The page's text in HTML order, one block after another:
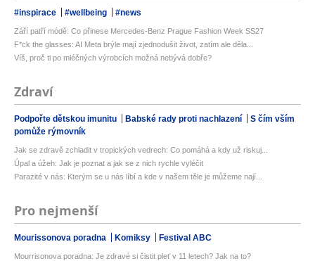
#inspirace #wellbeing #news
Září patří módě: Co přinese Mercedes-Benz Prague Fashion Week SS27
F*ck the glasses: AI Meta brýle mají zjednodušit život, zatím ale děla...
Víš, proč ti po mléčných výrobcích možná nebývá dobře?
Zdraví
Podpořte dětskou imunitu Babské rady proti nachlazení
S čím vším
pomůže rýmovník
Jak se zdravě zchladit v tropických vedrech: Co pomáhá a kdy už riskuj...
Úpal a úžeh: Jak je poznat a jak se z nich rychle vyléčit
Parazité v nás: Kterým se u nás líbí a kde v našem těle je můžeme nají...
Pro nejmenší
Mourissonova poradna Komiksy Festival ABC
Mourrisonova poradna: Je zdravé si čistit pleť v 11 letech? Jak na to?